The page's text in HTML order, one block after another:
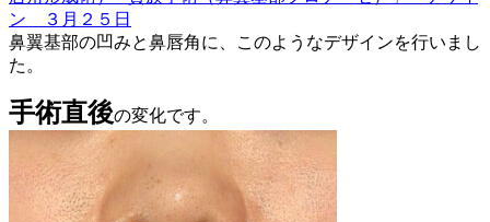
鼻翼基部の凹みと鼻唇角に、このようなデザインを行いまし
た。
手術直後の変化です。